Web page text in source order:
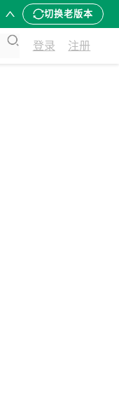
切换老版本
登录 注册